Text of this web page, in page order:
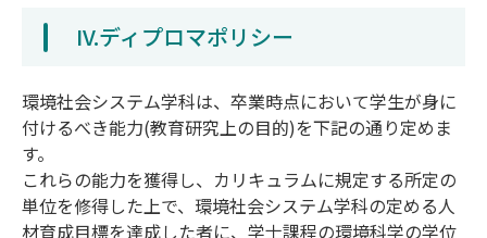
IV.ディプロマポリシー
環境社会システム学科は、卒業時点において学生が身に
付けるべき能力(教育研究上の目的)を下記の通り定めま
す。
これらの能力を獲得し、カリキュラムに規定する所定の
単位を修得した上で、環境社会システム学科の定める人
材育成目標を達成した者に、学士課程の環境科学の学位